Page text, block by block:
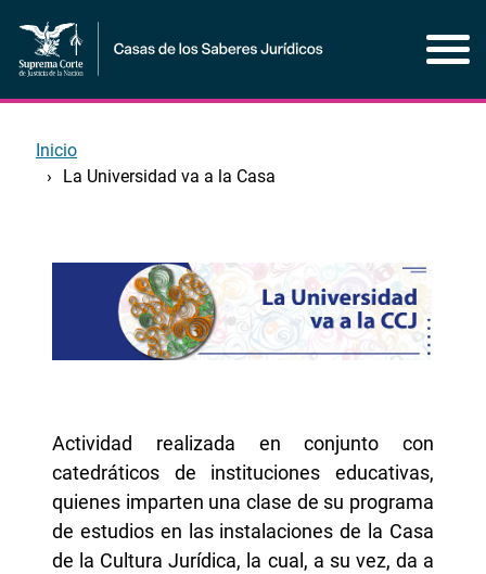
al
principal
Inicio
La Universidad va a la Casa
del
contenido
Universidad
va
la
Casa
Actividad realizada en conjunto con
catedráticos de instituciones educativas,
quienes imparten una clase de su programa
de estudios en las instalaciones de la Casa
de la Cultura Jurídica, la cual, a su vez, da a